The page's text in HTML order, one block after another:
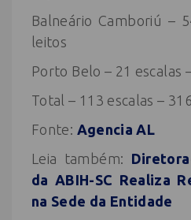
Balneário Camboriú –
leitos
Porto Belo – 21 escalas
Total – 113 escalas –
Fonte: Agencia AL
Leia também:
da ABIH-SC Realiza
na Sede da Entidade